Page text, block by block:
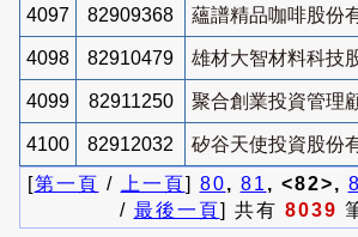
4097 82909368 蘊譜精品咖啡股份
4098 82910479 雄材大智材料科技
4099 82911250 聚合創業投資管理
4100 82912032
矽谷天使投資股份
[第一頁 / 上一頁] 80, 81 , <82>,
/ 最後一頁] 共有 8039